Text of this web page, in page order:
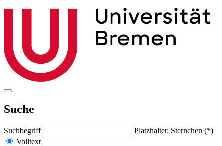
Suche
Suchbegriff
Platzhalter: Sternchen (*)
Volltext